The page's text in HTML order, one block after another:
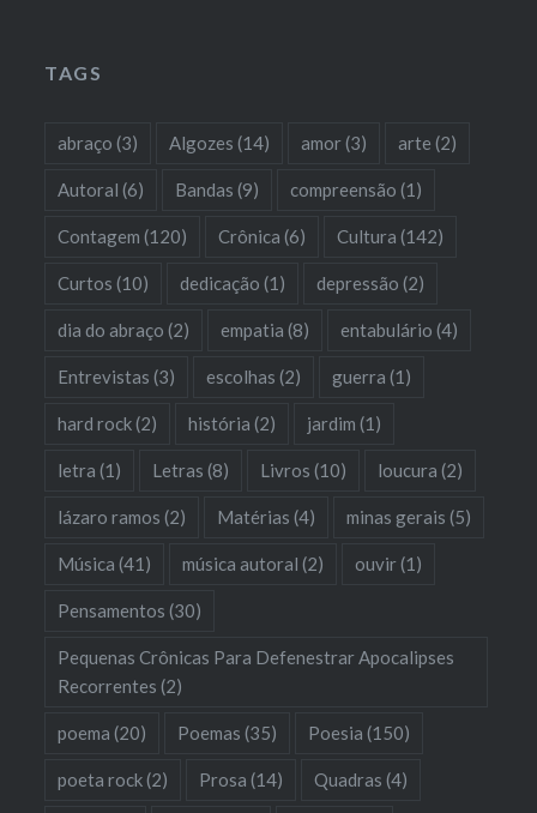
TAGS
abraço (3) Algozes (14) amor(3) arte (2)
Autoral (6) Bandas (9) compreensão (1)
Contagem (120) Crônica (6) Cultura (142)
Curtos (10) dedicação (1) depressão (2)
dia do abraço (2) empatia (8) entabulário (4)
Entrevistas (3) escolhas (2) guerra (1)
hard rock(2) história (2) jardim (1)
letra (1) Letras (8) Livros (10) loucura (2)
lázaro ramos (2) Matérias (4) minas gerais (5)
Música (41) música autoral (2) ouvir(1)
Pensamentos (30)
Pequenas Crônicas Para Defenestrar Apocalipses
Recorrentes (2)
poema (20) Poemas (35) Poesia (150)
poeta rock(2) Prosa (14) Quadras (4)